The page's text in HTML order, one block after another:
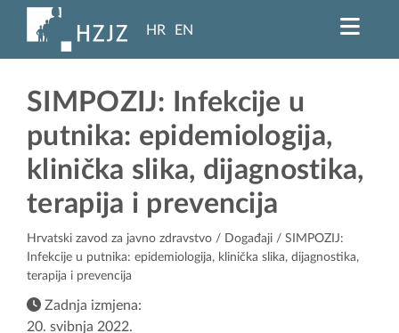
HR EN
SIMPOZIJ: Infekcije u
putnika: epidemiologija,
klinička slika, dijagnostika,
terapija i prevencija
Hrvatski zavod za javno zdravstvo / Događaji / SIMPOZIJ:
Infekcije u putnika: epidemiologija, klinička slika, dijagnostika,
terapija i prevencija
Zadnja izmjena:
20. svibnja 2022.